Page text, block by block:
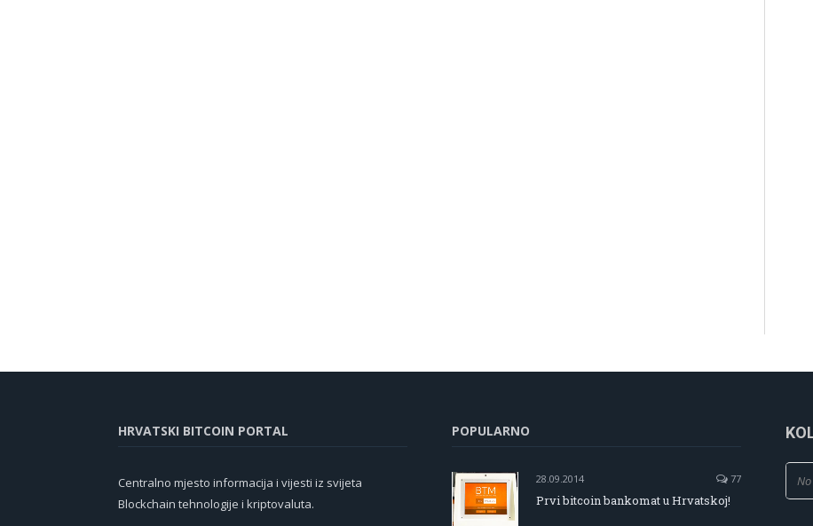
HRVATSKI BITCOIN PORTAL
Centralno mjesto informacija i vijesti iz svijeta
Blockchain tehnologije i kriptovaluta.
POPULARNO
28.09.2014 77
Prvi bitcoin bankomat u Hrvatskoj!
No